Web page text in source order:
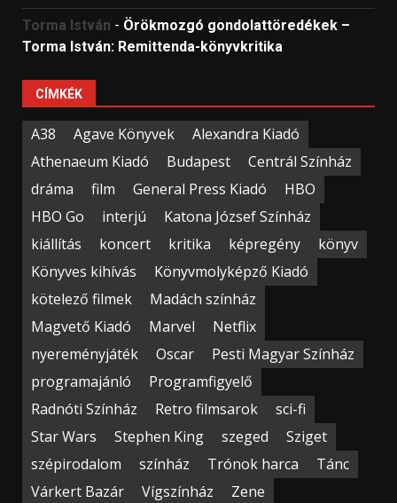
Torma István - Örökmozgó gondolattöredékek –
Torma István: Remittenda-könyvkritika
CÍMKÉK
A38 Agave Könyvek
Alexandra Kiadó
Athenaeum Kiadó
Budapest
Centrál Színház
dráma
film General Press Kiadó
HBO
HBO Go
interjú
Katona József Színház
kiállítás
koncert kritika képregény
könyv
Könyves kihívás
Könyvmolyképző Kiadó
kötelező filmek
Madách színház
Magvető Kiadó
Marvel
Netflix
nyereményjáték
Oscar
Pesti Magyar Színház
programajánló
Programfigyelő
Radnóti Színház
Retro filmsarok
sci-fi
Star Wars
Stephen King szeged
Sziget
szépirodalom
színház Trónok harca
Tánc
Várkert Bazár
Vígszínház
Zene